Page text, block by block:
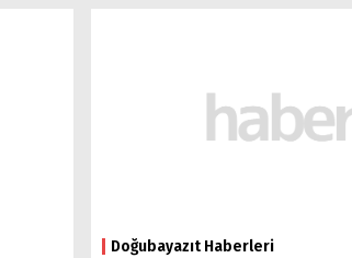
Doğubayazıt Haberleri